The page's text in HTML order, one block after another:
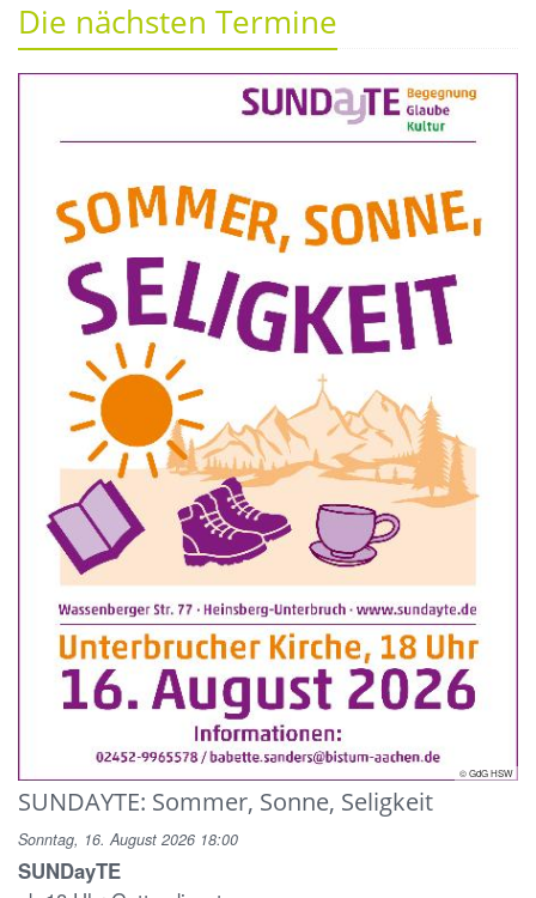
Die nächsten Termine
© GdG HSW
SUNDAYTE: Sommer, Sonne, Seligkeit
Sonntag, 16. August 2026 18:00
SUNDayTE